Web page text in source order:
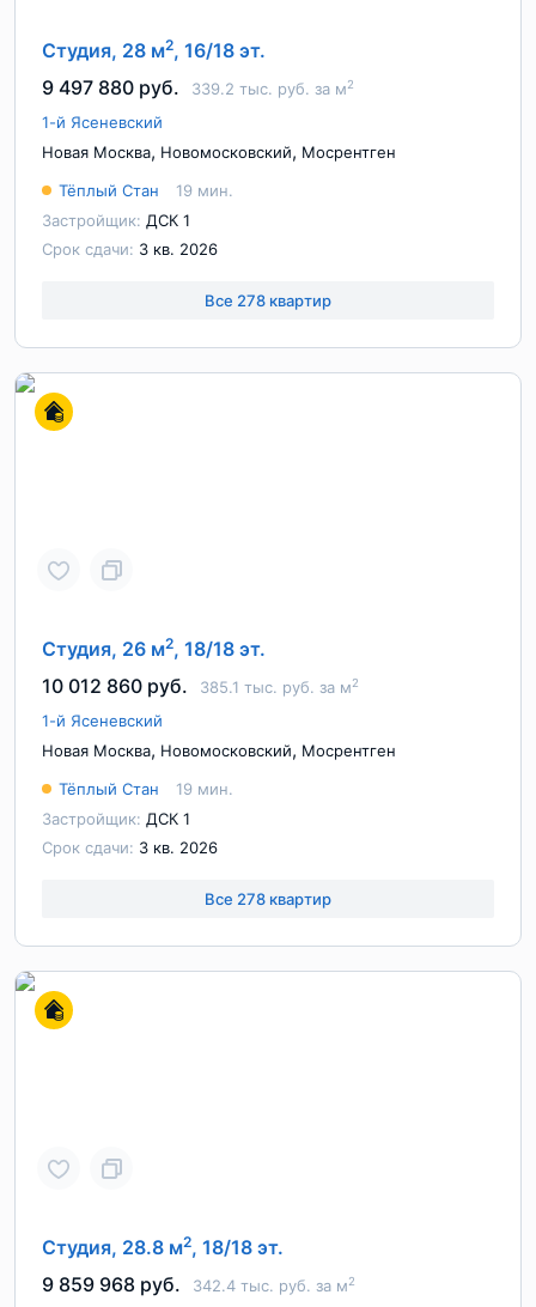
Студия, 28 м2, 16/18 эт.
9 497 880 руб.
339.2 тыс. руб. за м2
1-й Ясеневский
Новая Москва, Новомосковский, Мосрентген
Тёплый Стан
19 мин.
Застройщик: ДСК 1
Срок сдачи: 3 кв. 2026
Все 278 квартир
Студия, 26 м2, 18/18 эт.
10 012 860 руб.
385.1 тыс. руб. за м2
1-й Ясеневский
Новая Москва, Новомосковский, Мосрентген
Тёплый Стан
19 мин.
Застройщик: ДСК 1
Срок сдачи: 3 кв. 2026
Все 278 квартир
Студия, 28.8 м2, 18/18 эт.
9 859 968 руб.
342.4 тыс. руб. за м2